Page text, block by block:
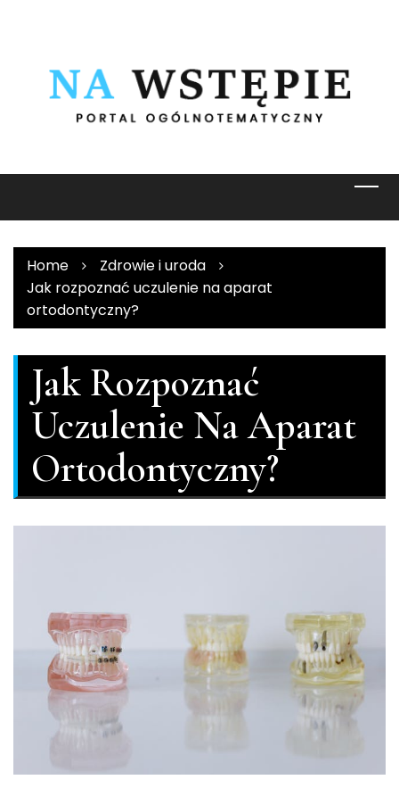
Home
Zdrowie i uroda
Jak rozpoznać uczulenie na aparat
ortodontyczny?
Jak Rozpoznać
Uczulenie Na Aparat
Ortodontyczny?